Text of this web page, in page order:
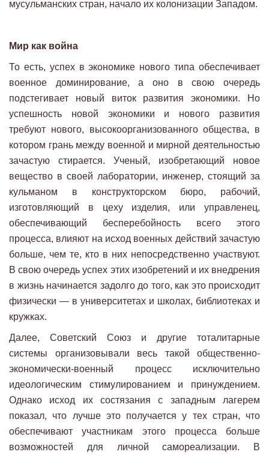
мусульманских стран, начало их колонизации Западом.
Мир как война
То есть, успех в экономике нового типа обеспечивает
военное доминирование, а оно в свою очередь
подстегивает новый виток развития экономики. Но
успешность новой экономики и нового развития
требуют нового, высокоорганизованного общества, в
котором грань между военной и мирной деятельностью
зачастую стирается. Ученый, изобретающий новое
вещество в своей лаборатории, инженер, стоящий за
кульманом в конструкторском бюро, рабочий,
изготовляющий в цеху изделия, или управленец,
обеспечивающий бесперебойность всего этого
процесса, влияют на исход военных действий зачастую
больше, чем те, кто в них непосредственно участвуют.
В свою очередь успех этих изобретений и их внедрения
в жизнь начинается задолго до того, как это происходит
физически — в университетах и школах, библиотеках и
кружках.
Далее, Советский Союз и другие тоталитарные
системы организовывали весь такой общественно-
экономически-военный процесс исключительно
идеологическим стимулированием и принуждением.
Однако исход их состязания с западным лагерем
показал, что лучше это получается у тех стран, что
обеспечивают участникам этого процесса больше
возможностей для личной самореализации. В